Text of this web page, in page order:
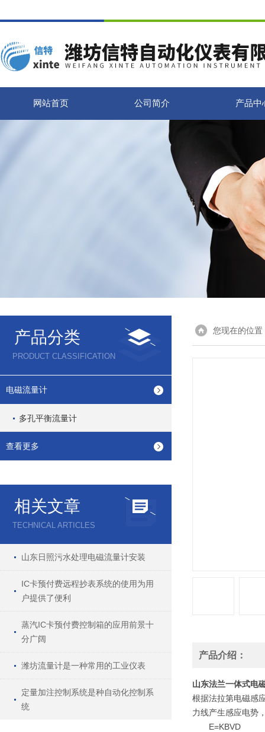
网站首页 公司简介 产品中
产品分类
PRODUCT CLASSIFICATION
电磁流量计
多孔平衡流量计
查看更多
相关文章
TECHNICAL ARTICLES
山东日照污水处理电磁流量计安装
IC卡预付费远程抄表系统的使用为用
户提供了便利
蒸汽IC卡预付费控制箱的应用前景十
分广阔
潍坊流量计是一种常用的工业仪表
定量加注控制系统是种自动化控制系
统
您现在的位置
产品介绍：
山东法兰一体式电
根据法拉第电磁感
力线产生感应电势
E=KBVD